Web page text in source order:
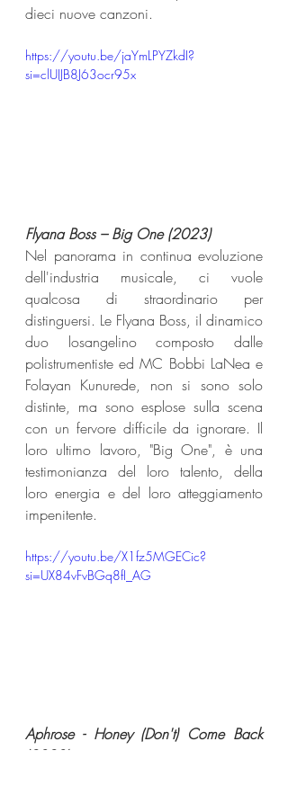
dieci nuove canzoni.
https://youtu.be/jaYmLPYZkdI?
si=clUIJB8J63ocr95x
Flyana Boss – Big One (2023)
Nel panorama in continua evoluzione
dell'industria musicale, ci vuole
qualcosa di straordinario per
distinguersi. Le Flyana Boss, il dinamico
duo losangelino composto dalle
polistrumentiste ed MC Bobbi LaNea e
Folayan Kunurede, non si sono solo
distinte, ma sono esplose sulla scena
con un fervore difficile da ignorare. Il
loro ultimo lavoro, "Big One", è una
testimonianza del loro talento, della
loro energia e del loro atteggiamento
impenitente.
https://youtu.be/X1fz5MGECic?
si=UX84vFvBGq8fI_AG
Aphrose - Honey (Don't) Come Back
(2023)